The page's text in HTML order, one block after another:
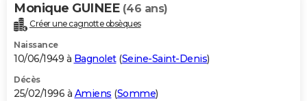
Monique GUINEE (46 ans)
Créer une cagnotte obsèques
Naissance
10/06/1949 à Bagnolet(Seine-Saint-Denis)
Décès
25/02/1996 à Amiens (Somme)